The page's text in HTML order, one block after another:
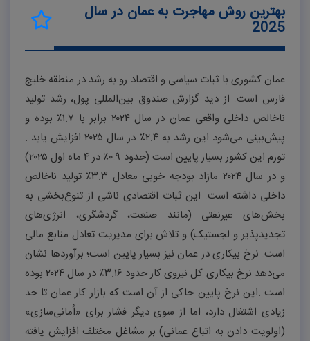
بهترین روش‌ مهاجرت به عمان در سال
2025
عمان کشوری با ثبات سیاسی و اقتصاد رو به رشد در منطقه خلیج
فارس است. از دید گزارش صندوق بین‌المللی پول، رشد تولید
ناخالص داخلی واقعی عمان در سال ۲۰۲۴ برابر با ۱.۷٪
بوده و
پیش‌بینی می‌شود این رشد به ۲.۴٪ در سال ۲۰۲۵افزایش یابد .
تورم این کشور بسیار پایین است (حدود ۰.۹٪ در ۴ماه اول ۲۰۲۵)
و در سال ۲۰۲۴ مازاد بودجه خوبی معادل ۳.۳٪ تولید ناخالص
داخلی داشته است. این ثبات اقتصادی ناشی از تنوع‌بخشی به
بخش‌های غیرنفتی (مانند صنعت، گردشگری، انرژی‌های
تجدیدپذیر و لجستیک) و تلاش برای مدیریت تعادل منابع مالی
است. نرخ بیکاری در عمان نیز بسیار پایین است؛ برآوردها نشان
می‌دهد نرخ بیکاری کل نیروی کار حدود ۳.۱۶٪ در سال ۲۰۲۴بوده
است.این نرخ پایین حاکی از آن است که بازار کار عمان تا حد
زیادی اشتغال دارد، اما از سوی دیگر فشار برای «اُمانی‌سازی»
(اولویت دادن به اتباع عمانی) بر مشاغل مختلف افزایش یافته